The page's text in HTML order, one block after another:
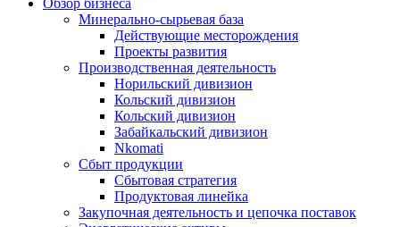
Обзор бизнеса
Минерально-сырьевая база
Действующие месторождения
Проекты развития
Производственная деятельность
Норильский дивизион
Кольский дивизион
Кольский дивизион
Забайкальский дивизион
Nkomati
Сбыт продукции
Сбытовая стратегия
Продуктовая линейка
Закупочная деятельность и цепочка поставок